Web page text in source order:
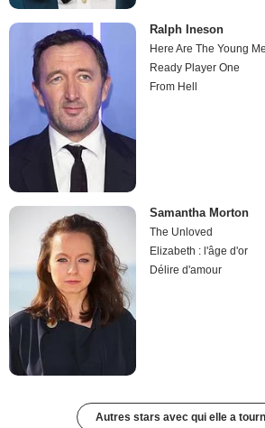
Ralph Ineson
Here Are The Young
Ready Player One
From Hell
Samantha Morton
The Unloved
Elizabeth : l'âge d'or
Délire d'amour
Autres stars avec qui elle a